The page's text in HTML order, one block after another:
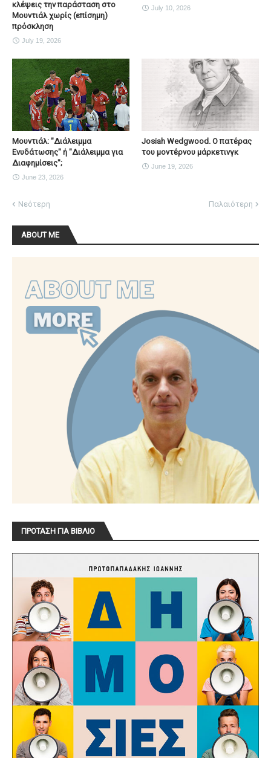
κλέψεις την παράσταση στο
Μουντιάλ χωρίς (επίσημη)
πρόσκληση
July 19, 2026
July 10, 2026
Μουντιάλ: "Διάλειμμα
Ενυδάτωσης" ή "Διάλειμμα για
Διαφημίσεις";
June 23, 2026
Josiah Wedgwood. Ο πατέρας
του μοντέρνου μάρκετινγκ
June 19, 2026
Νεότερη Παλαιότερη
ABOUT ME
ΠΡΟΤΑΣΗ ΓΙΑ ΒΙΒΛΙΟ